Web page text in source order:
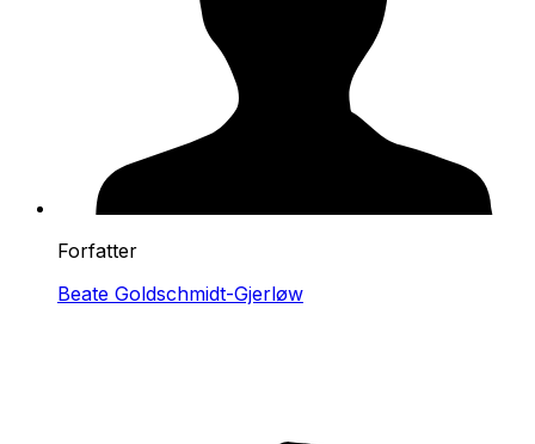
Forfatter
Beate Goldschmidt-Gjerløw